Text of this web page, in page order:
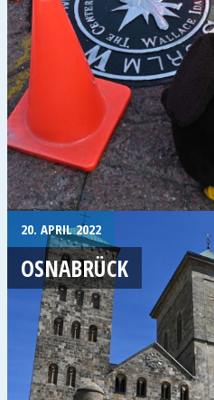
20. APRIL 2022
OSNABRÜCK